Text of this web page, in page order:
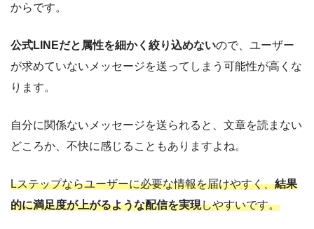
からです。
公式LINEだと属性を細かく絞り込めないので、ユーザー
が求めていないメッセージを送ってしまう可能性が高くな
ります。
自分に関係ないメッセージを送られると、文章を読まない
どころか、不快に感じることもありますよね。
Lステップならユーザーに必要な情報を届けやすく、結果
的に満足度が上がるような配信を実現しやすいです。